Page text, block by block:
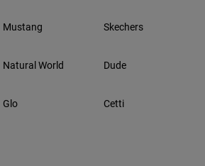
Mustang Skechers
Natural World Dude
Glo Cetti